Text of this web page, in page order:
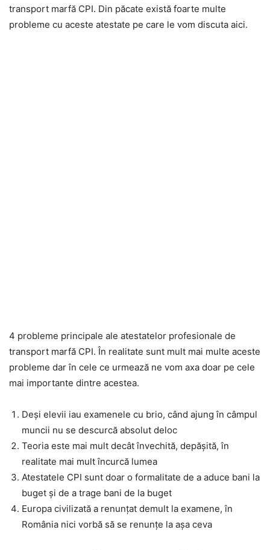
transport marfă CPI. Din păcate există foarte multe
probleme cu aceste atestate pe care le vom discuta aici.
4 probleme principale ale atestatelor profesionale de
transport marfă CPI. În realitate sunt mult mai multe aceste
probleme dar în cele ce urmează ne vom axa doar pe cele
mai importante dintre acestea.
Deși elevii iau examenele cu brio, când ajung în câmpul
muncii nu se descurcă absolut deloc
Teoria este mai mult decât învechită, depășită, în
realitate mai mult încurcă lumea
Atestatele CPI sunt doar o formalitate de a aduce bani la
buget și de a trage bani de la buget
Europa civilizată a renunțat demult la examene, în
România nici vorbă să se renunțe la așa ceva